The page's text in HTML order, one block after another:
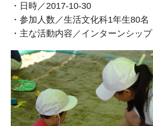
・日時／2017-10-30
・参加人数／生活文化科1年生80名
・主な活動内容／インターンシップ